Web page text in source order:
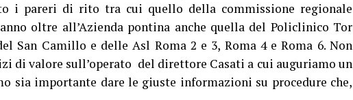
i pareri di rito tra cui quello della commissione regionale
oltre all’Azienda pontina anche quella del Policlinico Tor
San Camillo e delle Asl Roma 2 e 3, Roma 4 e Roma 6. Non
di valore sull’operato del direttore Casati a cui auguriamo un
sia importante dare le giuste informazioni su procedure che,